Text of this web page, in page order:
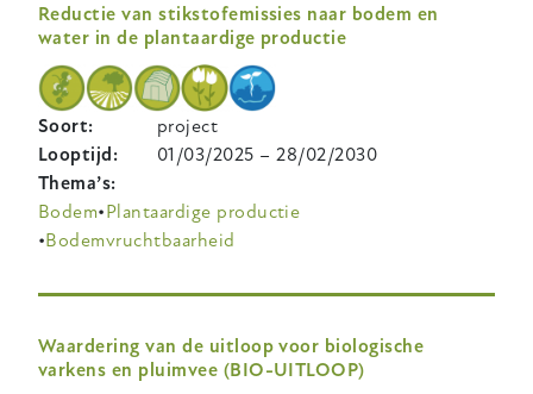
Reductie van stikstofemissies naar bodem en
water in de plantaardige productie
Soort
project
Looptijd
01/03/2025 –28/02/2030
Thema’s
Bodem Plantaardige productie
Bodemvruchtbaarheid
Waardering van de uitloop voor biologische
varkens en pluimvee (BIO-UITLOOP)